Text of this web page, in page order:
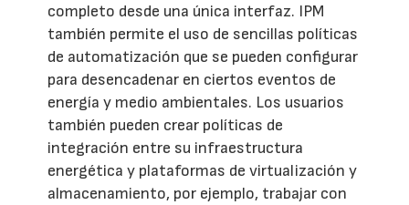
completo desde una única interfaz. IPM
también permite el uso de sencillas políticas
de automatización que se pueden configurar
para desencadenar en ciertos eventos de
energía y medio ambientales. Los usuarios
también pueden crear políticas de
integración entre su infraestructura
energética y plataformas de virtualización y
almacenamiento, por ejemplo, trabajar con